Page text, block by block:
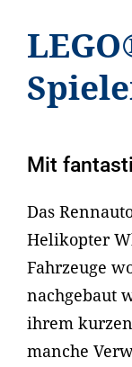
Mit
Das
Helikopter
Fahrzeuge
nachgebaut
ihrem
manche